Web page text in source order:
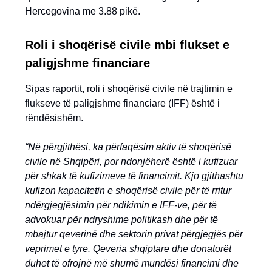
Hercegovina me 3.88 pikë.
Roli i shoqërisë civile mbi flukset e
paligjshme financiare
Sipas raportit, roli i shoqërisë civile në trajtimin e
flukseve të paligjshme financiare (IFF) është i
rëndësishëm.
“Në përgjithësi, ka përfaqësim aktiv të shoqërisë
civile në Shqipëri, por ndonjëherë është i kufizuar
për shkak të kufizimeve të financimit. Kjo gjithashtu
kufizon kapacitetin e shoqërisë civile për të rritur
ndërgjegjësimin për ndikimin e IFF-ve, për të
advokuar për ndryshime politikash dhe për të
mbajtur qeverinë dhe sektorin privat përgjegjës për
veprimet e tyre. Qeveria shqiptare dhe donatorët
duhet të ofrojnë më shumë mundësi financimi dhe